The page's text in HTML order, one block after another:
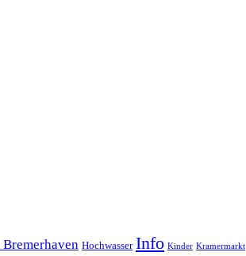
Hochwasser Info Kinder Kramermarkt